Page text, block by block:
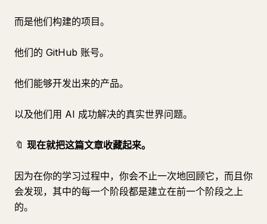
而是他们构建的项目。
他们的 GitHub 账号。
他们能够开发出来的产品。
以及他们用 AI 成功解决的真实世界问题。
🔖 现在就把这篇文章收藏起来。
因为在你的学习过程中，你会不止一次地回顾它，而且你
会发现，其中的每一个阶段都是建立在前一个阶段之上
的。